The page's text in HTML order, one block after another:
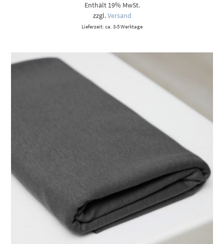
Enthält 19% MwSt.
zzgl.Versand
Lieferzeit: ca. 3-5 Werktage